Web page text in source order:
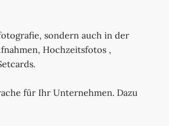
sondern auch in der
Hochzeitsfotos ,
für Ihr Unternehmen. Dazu